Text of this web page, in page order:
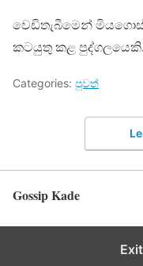
වෙඩිතැබීමෙන්
කටයුතු කළ පුද්ගලයෙකි.
Categories: පුවත්
Gossip Kade